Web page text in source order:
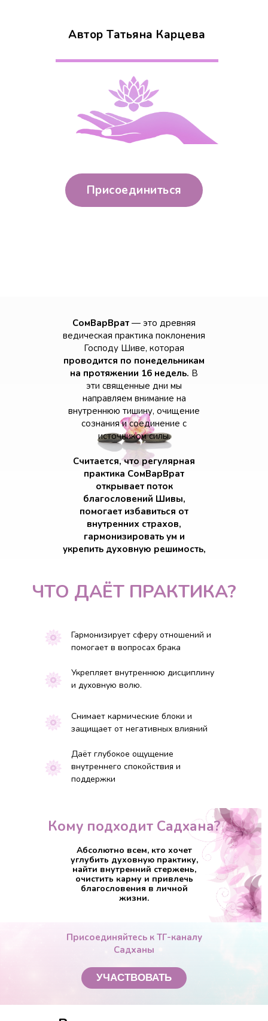
Присоединиться
Автор Татьяна Карцева
СомВарВрат — это древняя
ведическая практика поклонения
Господу Шиве, которая
проводится по понедельникам
на протяжении 16 недель. В
эти священные дни мы
направляем внимание на
внутреннюю тишину, очищение
сознания и соединение с
источником силы.
Считается, что регулярная
практика СомВарВрат
открывает поток
благословений Шивы,
помогает избавиться от
внутренних страхов,
гармонизировать ум и
укрепить духовную решимость,
ЧТО ДАЁТ ПРАКТИКА?
Гармонизирует сферу отношений и
помогает в вопросах брака
Укрепляет внутреннюю дисциплину
и духовную волю.
Снимает кармические блоки и
защищает от негативных влияний
Даёт глубокое ощущение
внутреннего спокойствия и
поддержки
Кому подходит Садхана?
Абсолютно всем, кто хочет
углубить духовную практику,
найти внутренний стержень,
очистить карму и привлечь
благословения в личной
жизни.
Присоединяйтесь к ТГ-каналу
Садханы
УЧАСТВОВАТЬ